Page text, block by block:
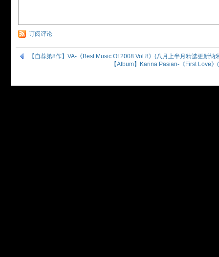
订阅评论
【自荐第8作】VA-《Best Music Of 2008 Vol.8》(八月上半月精选更新纳
【Album】Karina Pasian-《First Love